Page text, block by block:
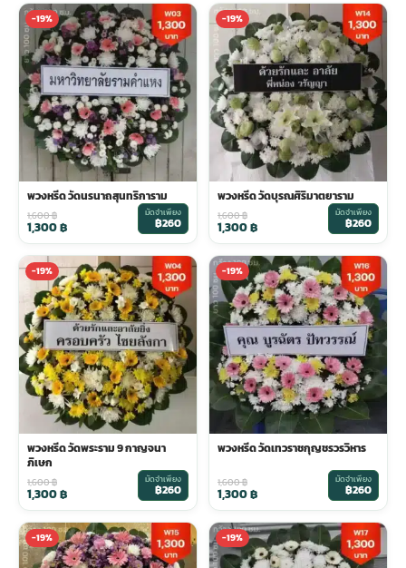
ร้านดอกไม้งานศพ ใกล้ฉัน
ดอกไม้งานศพ ราคาถูก
จัดดอกไม้งานศพ ราคา
ดอกไม้งานศพ ส่งฟรี
ดอกไม้งานศพ ออนไลน์
พวงดอกไม้งานศพ
tpdecorate ปูพื้น
ส่งพวงหรีด ด่วน กรุงเทพ
ร้านพวงหรีด กรุงเทพ ส่งฟรี
พวงหรีด ปากคลองตลาด ราคา
พวงหรีด ส่งด่วน วันนี้
มรุ ส่งด่วน
น้าเมรุ กรุงเทพ
-19%
พวงหรีด วัดนรนาถสุนทริการาม
1,600฿
1,300฿
มัดจำเพียง
฿260
-19%
พวงหรีด วัดบุรณศิริมาตยาราม
1,600฿
1,300฿
มัดจำเพียง
฿260
-19%
พวงหรีด วัดพระราม 9 กาญจนา
ภิเษก
1,600฿
1,300฿
มัดจำเพียง
฿260
-19%
พวงหรีด วัดเทวราชกุญชรวรวิหาร
1,600฿
1,300฿
มัดจำเพียง
฿260
-19% -19%